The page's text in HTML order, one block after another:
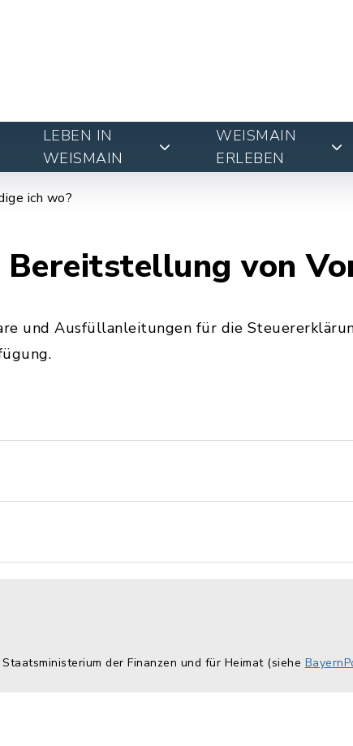
LEBEN IN
WEISMAIN
WEISMAIN
ERLEBEN
ich wo?
von
und Ausfüllanleitungen für die
der Finanzen und für Heimat (siehe